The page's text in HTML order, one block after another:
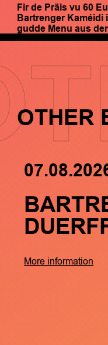
Fir de Präis vu 60
Bartrenger Kaméidi
gudde Menu aus
OTHER
More information